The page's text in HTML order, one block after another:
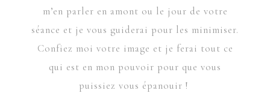
m’en parler en amont ou le jour de votre
séance et je vous guiderai pour les minimiser.
Confiez moi votre image et je ferai tout ce
qui est en mon pouvoir pour que vous
puissiez vous épanouir !